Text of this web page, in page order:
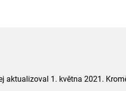
aktualizoval 1. května 2021.